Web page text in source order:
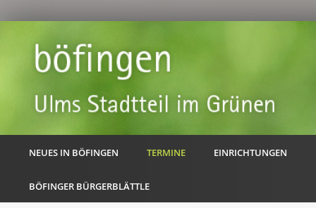
NEUES IN BÖFINGEN TERMINE EINRICHTUNGEN
BÖFINGER BÜRGERBLÄTTLE